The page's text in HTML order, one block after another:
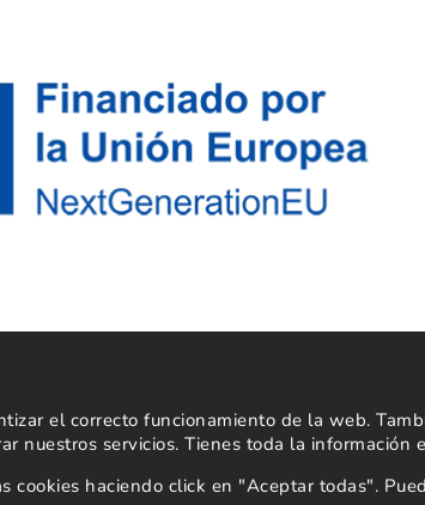
el correcto funcionamiento de la web.
nuestros servicios. Tienes toda la información
cookies haciendo click en "Aceptar todas".